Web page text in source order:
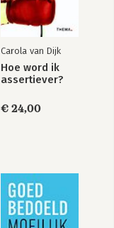
Carola van Dijk
Hoe word ik
assertiever?
€ 24,00